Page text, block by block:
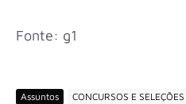
Fonte: g1
Assuntos CONCURSOS E SELEÇÕES